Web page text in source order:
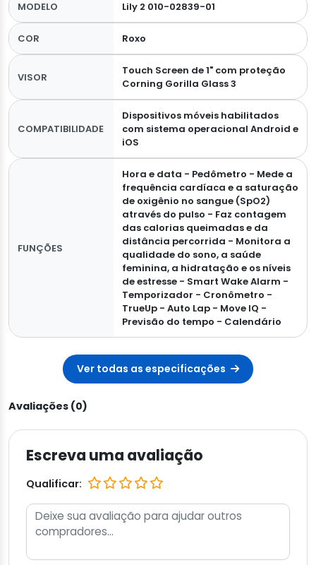
MODELO Lily 2 010-02839-01
COR Roxo
VISOR
Touch Screen de 1" com proteção
Corning Gorilla Glass 3
COMPATIBILIDADE
Dispositivos móveis habilitados
com sistema operacional Android e
iOS
FUNÇÕES
Hora e data - Pedômetro - Mede a
frequência cardíaca e a saturação
de oxigênio no sangue (SpO2)
através do pulso - Faz contagem
das calorias queimadas e da
distância percorrida - Monitora a
qualidade do sono, a saúde
feminina, a hidratação e os níveis
de estresse - Smart Wake Alarm -
Temporizador - Cronômetro -
TrueUp - Auto Lap - Move IQ -
Previsão do tempo - Calendário
Ver todas as especificações
Avaliações (0)
Escreva uma avaliação
Qualificar: